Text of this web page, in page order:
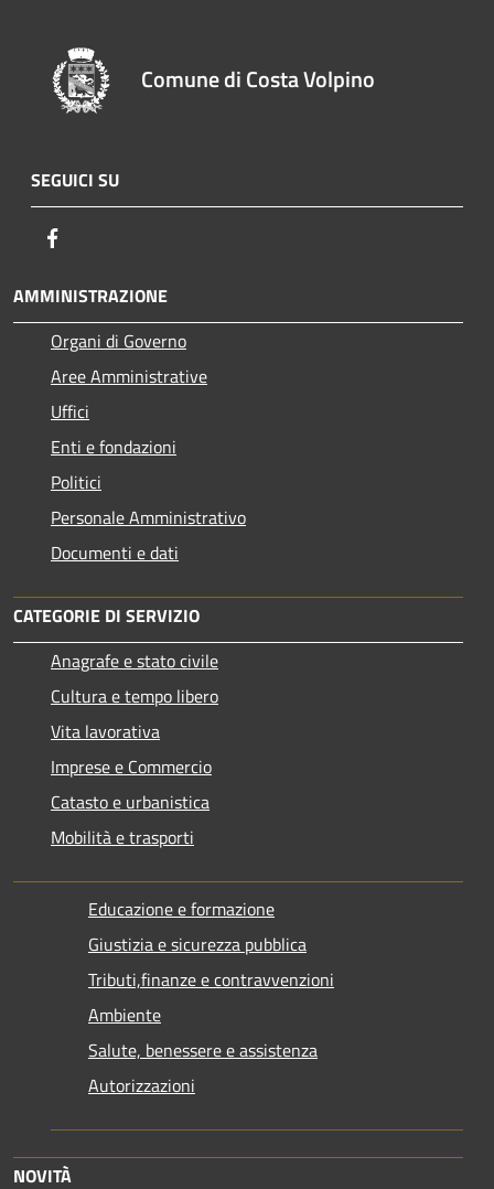
Comune di Costa Volpino
SEGUICI SU
AMMINISTRAZIONE
Organi di Governo
Aree Amministrative
Uffici
Enti e fondazioni
Politici
Personale Amministrativo
Documenti e dati
CATEGORIE DI SERVIZIO
Anagrafe e stato civile
Cultura e tempo libero
Vita lavorativa
Imprese e Commercio
Catasto e urbanistica
Mobilità e trasporti
Educazione e formazione
Giustizia e sicurezza pubblica
Tributi,finanze e contravvenzioni
Ambiente
Salute, benessere e assistenza
Autorizzazioni
NOVITÀ